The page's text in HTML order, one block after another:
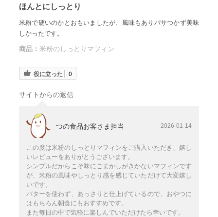
ほんとにしっとり
米粉で硬いのかとおもいましたが、風味もありパサつかず美味
しかったです。
商品： 米粉のしっとりマフィン
役に立った 0
サイトからの返信
つの食品お客さま担当 2026-01-14
この度は米粉のしっとりマフィンをご購入いただき、嬉し
いレビューをありがとうございます。
シンプルだからこそ味にごまかしがきかないマフィンです
が、米粉の風味やしっとり感を感じていただけて大変嬉し
いです。
バターを使わず、あっさりと仕上げているので、おやつに
はもちろん朝食にもおすすめです。
また毎日の中で気軽に楽しんでいただけたら幸いです。